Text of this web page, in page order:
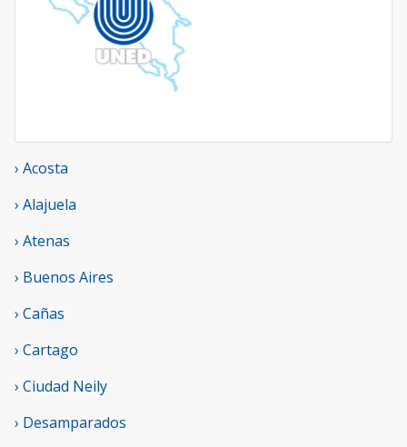
› Acosta
› Alajuela
› Atenas
› Buenos Aires
› Cañas
› Cartago
› Ciudad Neily
› Desamparados